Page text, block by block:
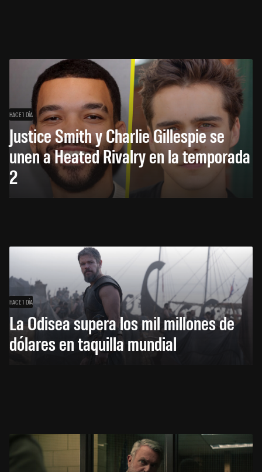
HACE 1 DÍA
Justice Smith y Charlie Gillespie se
unen a Heated Rivalry en la temporada
2
HACE 1 DÍA
La Odisea supera los mil millones de
dólares en taquilla mundial